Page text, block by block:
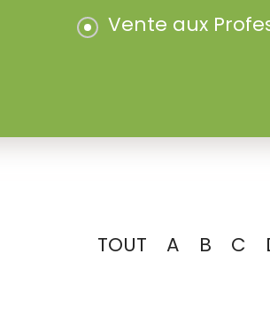
Vente aux
TOUT A B C